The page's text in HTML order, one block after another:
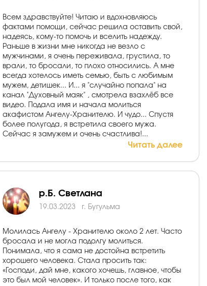
Всем здравствуйте! Читаю и вдохновляюсь
фактами помощи, сейчас решила оставить свой,
надеясь, кому-то помочь и вселить надежду.
Раньше в жизни мне никогда не везло с
мужчинами, я очень переживала, грустила, то
врали, то бросали, то плохо относились. А мне
всегда хотелось иметь семью, быть с любимым
мужем, детишек... И... я "случайно попала" на
канал "Духовный маяк" , смотрела взахлёб все
видео. Подала имя и начала молиться
акафистом Ангелу-Хранителю. И чудо... Спустя
более полугода, я встретила своего мужа.
Сейчас я замужем и очень счастлива!...
Читать далее
р.Б. Светлана
19.03.2023 г. Бугульма
Молилась Ангелу - Хранителю около 2 лет. Часто
бросала и не могла подолгу молиться.
Понимала, что я сама не достойна встретить
хорошего человека. Стала просить так:
«Господи, дай мне, какого хочешь, главное, чтобы
это был мой человек». И только после того, как